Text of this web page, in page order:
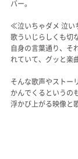
バー。
≪泣いちゃダメ 泣い
歌ういじらしくも切
自身の言葉通り、そ
れていて、グッと楽
そんな歌声やストー
かんでくるというの
浮かび上がる映像と